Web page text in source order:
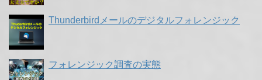
Thunderbirdメールのデジタルフォレンジック
フォレンジック調査の実態